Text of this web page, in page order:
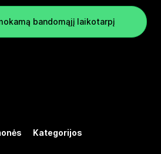
bandomąjį laikotarpį
Kategorijos